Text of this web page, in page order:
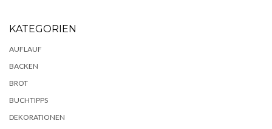
KATEGORIEN
AUFLAUF
BACKEN
BROT
BUCHTIPPS
DEKORATIONEN